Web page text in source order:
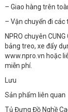
– Giao hàng trên
– Vận chuyển đi
NPRO chuyên
bảng treo, xe đẩy
www.npro.vn hoặc
miễn phí.
Lưu
Sản phẩm liên quan
Tủ Đựng Đồ Nghề